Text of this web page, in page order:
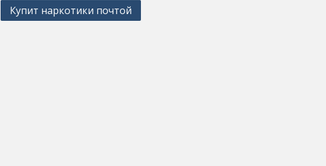
Post
Купит наркотики почтой